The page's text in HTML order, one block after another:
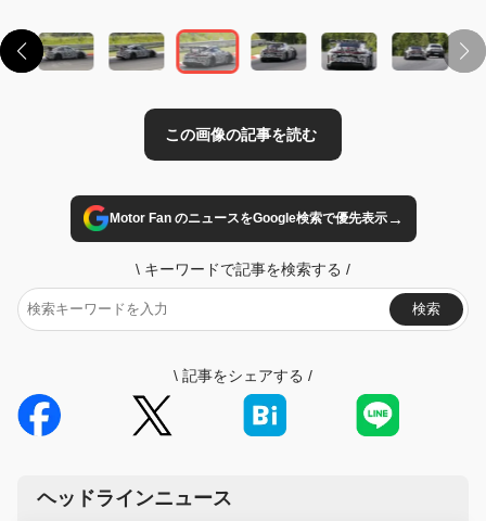
Motor Fan のニュースをGoogle検索で優先表示→
\ キーワードで記事を検索する /
検索
\ 記事をシェアする /
ヘッドラインニュース